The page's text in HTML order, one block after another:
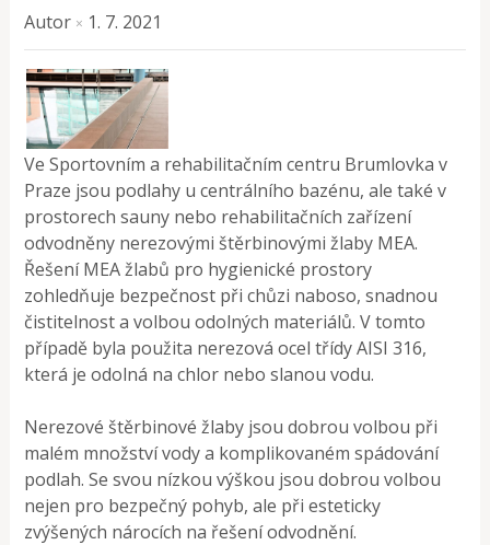
Autor × 1. 7. 2021
Ve Sportovním a rehabilitačním centru Brumlovka v
Praze jsou podlahy u centrálního bazénu, ale také v
prostorech sauny nebo rehabilitačních zařízení
odvodněny nerezovými štěrbinovými žlaby MEA.
Řešení MEA žlabů pro hygienické prostory
zohledňuje bezpečnost při chůzi naboso, snadnou
čistitelnost a volbou odolných materiálů. V tomto
případě byla použita nerezová ocel třídy AISI 316,
která je odolná na chlor nebo slanou vodu.
Nerezové štěrbinové žlaby jsou dobrou volbou při
malém množství vody a komplikovaném spádování
podlah. Se svou nízkou výškou jsou dobrou volbou
nejen pro bezpečný pohyb, ale při esteticky
zvýšených nárocích na řešení odvodnění.